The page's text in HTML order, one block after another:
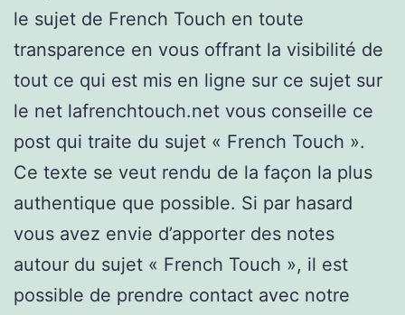
le sujet de French Touch en toute
transparence en vous offrant la visibilité de
tout ce qui est mis en ligne sur ce sujet sur
le net lafrenchtouch.net vous conseille ce
post qui traite du sujet « French Touch ».
Ce texte se veut rendu de la façon la plus
authentique que possible. Si par hasard
vous avez envie d’apporter des notes
autour du sujet « French Touch », il est
possible de prendre contact avec notre